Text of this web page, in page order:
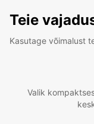
Teie
Kasutage võimalust
Valik